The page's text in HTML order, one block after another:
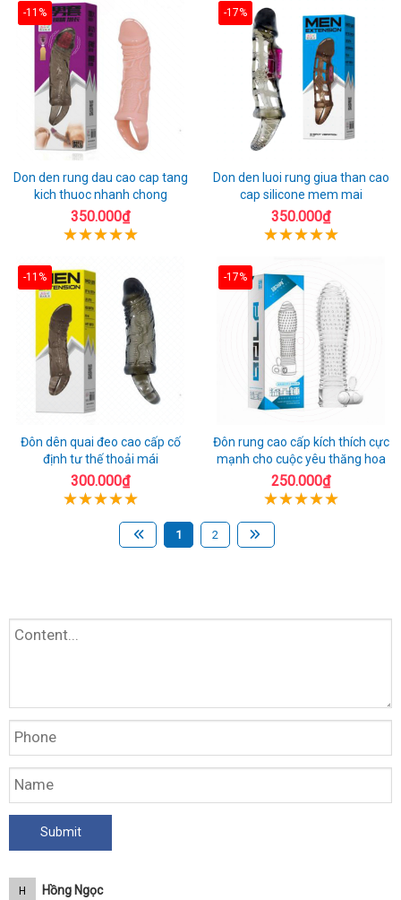
-11%
Don den rung dau cao cap tang
kich thuoc nhanh chong
350.000₫
-17%
Don den luoi rung giua than cao
cap silicone mem mai
350.000₫
-11%
Đôn dên quai đeo cao cấp cố
định tư thế thoải mái
300.000₫
-17%
Đôn rung cao cấp kích thích cực
mạnh cho cuộc yêu thăng hoa
250.000₫
1 2
H Hồng Ngọc